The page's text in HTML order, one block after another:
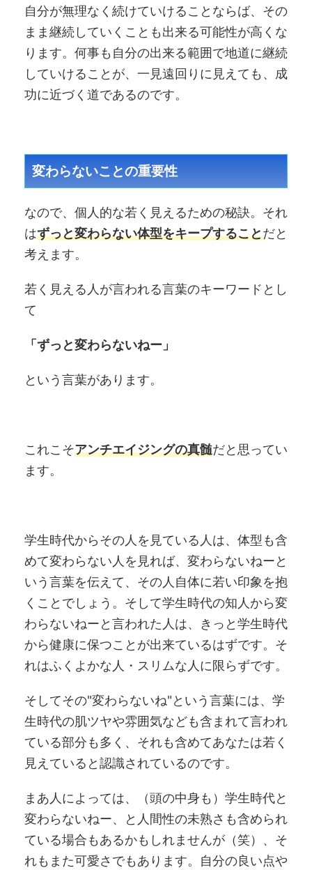
自分が無理なく続けていけることならば、その
まま継続していくことも出来る可能性が高くな
ります。何事も自分の出来る範囲で地道に継続
していけることが、一見遠回りに見えても、成
功に近づく道であるのです。
変わらないことの重要性
なので、個人的な若く見えるための秘訣。それ
はずっと変わらない体型をキープすることだと
考えます。
若く見える人が言われる言葉のキーワードとし
て
「ずっと変わらないねー」
という言葉があります。
これこそアンチエイジングの真髄だと思ってい
ます。
学生時代からその人を見ている人は、体型も含
めて変わらない人を見れば、変わらないねーと
いう言葉を伝えて、その人自体に若い印象を抱
くことでしょう。そして学生時代の知人から変
わらないねーと言われた人は、きっと学生時代
から健康に保つことが出来ているはずです。そ
れはふくよかな人・スリムな人に限らずです。
そしてその"変わらないね"という言葉には、学
生時代の肌ツヤや雰囲気なども含まれて言われ
ている部分も多く、それも含めてあなたは若く
見えていると認識されているのです。
まあ人によっては、（頭の中身も）学生時代と
変わらないねー、と人間性の未熟さも含められ
ている場合もあるかもしれませんが（笑）、そ
れもまた可愛さでもあります。自分の良い点や